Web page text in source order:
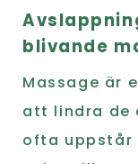
blivande
Massage är
att lindra de
ofta uppstår